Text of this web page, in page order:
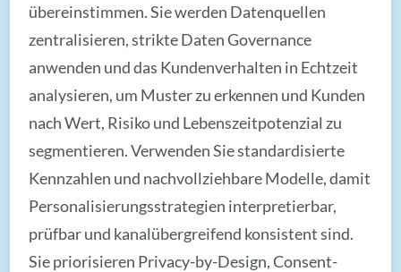
übereinstimmen. Sie werden Datenquellen
zentralisieren, strikte Daten Governance
anwenden und das Kundenverhalten in Echtzeit
analysieren, um Muster zu erkennen und Kunden
nach Wert, Risiko und Lebenszeitpotenzial zu
segmentieren. Verwenden Sie standardisierte
Kennzahlen und nachvollziehbare Modelle, damit
Personalisierungsstrategien interpretierbar,
prüfbar und kanalübergreifend konsistent sind.
Sie priorisieren Privacy-by-Design, Consent-